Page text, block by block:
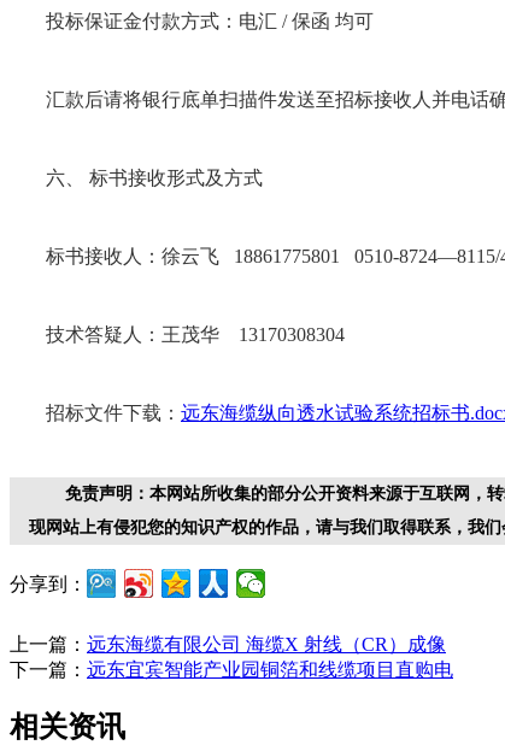
投标保证金付款方式：电汇 / 保函 均可
汇款后请将银行底单扫描件发送至招标接收人并电话确
六、 标书接收形式及方式
标书接收人：徐云飞 18861775801 0510-8724—8115/
技术答疑人：王茂华 13170308304
招标文件下载： 远东海缆纵向透水试验系统招标书
免责声明：本网站所收集的部分公开资料来源于互联网，
现网站上有侵犯您的知识产权的作品，请与我们取得联系，我们
分享到：
上一篇： 远东海缆有限公司 海缆X 射线（CR）成像
下一篇： 远东宜宾智能产业园铜箔和线缆项目直购电
相关资讯